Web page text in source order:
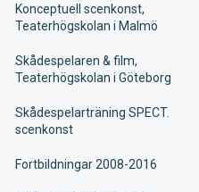
Konceptuell scenkonst,
Teaterhögskolan i Malmö
Skådespelaren & film,
Teaterhögskolan i Göteborg
Skådespelarträning SPECT.
scenkonst
Fortbildningar 2008-2016